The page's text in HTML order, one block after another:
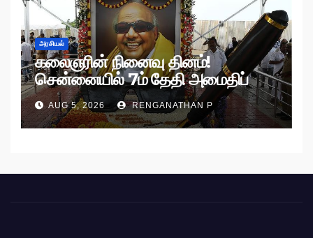
அரசியல்
கலைஞரின் நினைவு தினம்!
சென்னையில் 7ம் தேதி அமைதிப்
பேரணி!
AUG 5, 2026 RENGANATHAN P